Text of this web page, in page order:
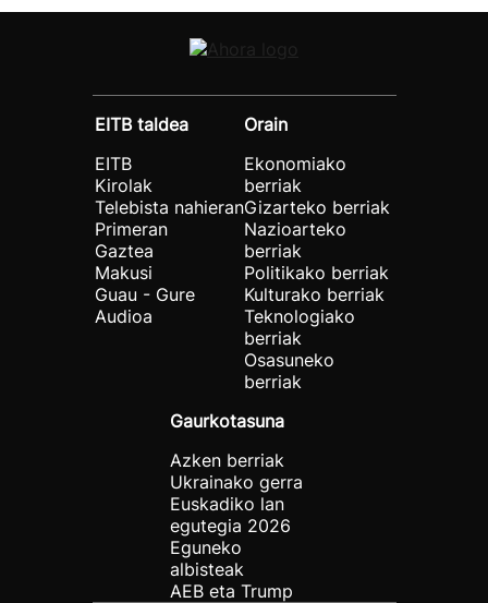
EITB taldea
EITB
Kirolak
Telebista nahieran
Primeran
Gaztea
Makusi
Guau - Gure
Audioa
Orain
Ekonomiako
berriak
Gizarteko berriak
Nazioarteko
berriak
Politikako berriak
Kulturako berriak
Teknologiako
berriak
Osasuneko
berriak
Gaurkotasuna
Azken berriak
Ukrainako gerra
Euskadiko lan
egutegia 2026
Eguneko
albisteak
AEB eta Trump